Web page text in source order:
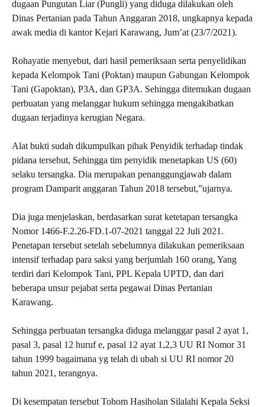
dugaan Pungutan Liar (Pungli) yang diduga dilakukan oleh
Dinas Pertanian pada Tahun Anggaran 2018, ungkapnya kepada
awak media di kantor Kejari Karawang, Jum’at (23/7/2021).
Rohayatie menyebut, dari hasil pemeriksaan serta penyelidikan
kepada Kelompok Tani (Poktan) maupun Gabungan Kelompok
Tani (Gapoktan), P3A, dan GP3A. Sehingga ditemukan dugaan
perbuatan yang melanggar hukum sehingga mengakibatkan
dugaan terjadinya kerugian Negara.
Alat bukti sudah dikumpulkan pihak Penyidik terhadap tindak
pidana tersebut, Sehingga tim penyidik menetapkan US (60)
selaku tersangka. Dia merupakan penanggungjawab dalam
program Damparit anggaran Tahun 2018 tersebut,”ujarnya.
Dia juga menjelaskan, berdasarkan surat ketetapan tersangka
Nomor 1466-F.2.26-FD.1-07-2021 tanggal 22 Juli 2021.
Penetapan tersebut setelah sebelumnya dilakukan pemeriksaan
intensif terhadap para saksi yang berjumlah 160 orang, Yang
terdiri dari Kelompok Tani, PPL Kepala UPTD, dan dari
beberapa unsur pejabat serta pegawai Dinas Pertanian
Karawang.
Sehingga perbuatan tersangka diduga melanggar pasal 2 ayat 1,
pasal 3, pasal 12 huruf e, pasal 12 ayat 1,2,3 UU RI Nomor 31
tahun 1999 bagaimana yg telah di ubah si UU RI nomor 20
tahun 2021, terangnya.
Di kesempatan tersebut Tohom Hasiholan Silalahi Kepala Seksi